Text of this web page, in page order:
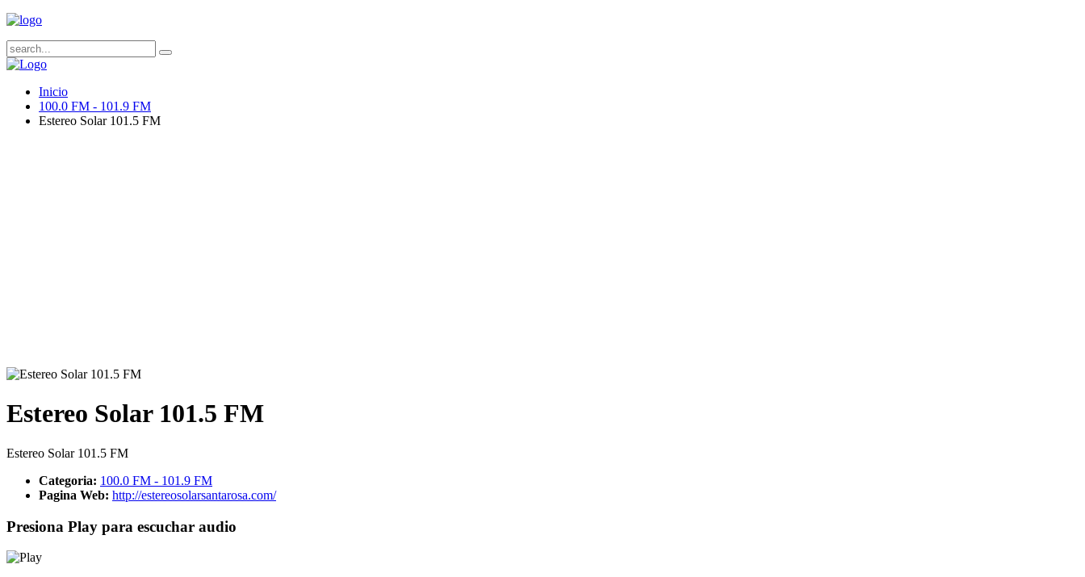
Inicio
100.0 FM - 101.9 FM
Estereo Solar 101.5 FM
Estereo Solar 101.5 FM
Estereo Solar 101.5 FM
Categoria: 100.0 FM - 101.9 FM
Pagina Web: http://estereosolarsantarosa.com/
Presiona Play para escuchar audio